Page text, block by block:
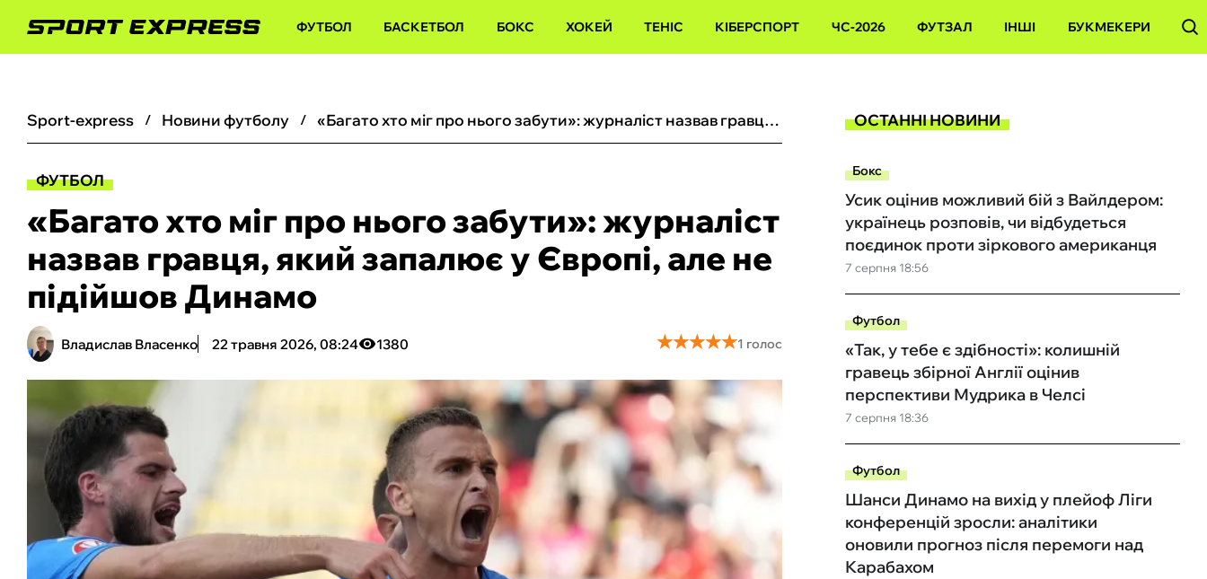
ФУТБОЛ БАСКЕТБОЛ БОКС ХОКЕЙ ТЕНІС КІБЕРСПОРТ ЧС-2026 ФУТЗАЛ ІНШІ БУКМЕКЕРИ
sport-express новини футболу «Багато хто міг про нього забути‎»: журналіст назвав гравця, який запалює у Європі, але не підійшов Динамо
ФУТБОЛ
«Багато хто міг про нього забути‎»: журналіст
назвав гравця, який запалює у Європі, але не
підійшов Динамо
Владислав Власенко 22 травня 2026, 08:24 1380 ★★★★★
★★★★★1 голос
ОСТАННІ НОВИНИ
Бокс
7 серпня 18:56
Усик оцінив можливий бій з Вайлдером:
українець розповів, чи відбудеться
поєдинок проти зіркового американця
Футбол
7 серпня 18:36
«Так, у тебе є здібності»: колишній
гравець збірної Англії оцінив
перспективи Мудрика в Челсі
Футбол
Шанси Динамо на вихід у плейоф Ліги
конференцій зросли: аналітики
оновили прогноз після перемоги над
Карабахом